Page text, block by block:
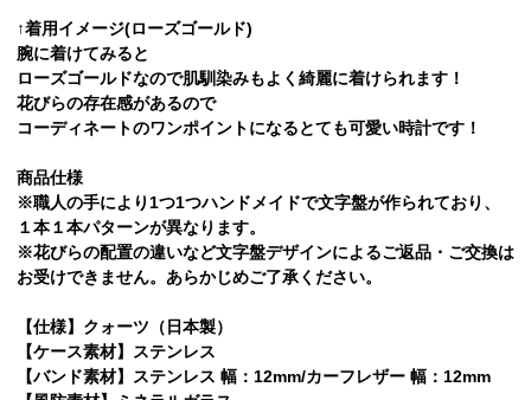
↑着用イメージ(ローズゴールド)
腕に着けてみると
ローズゴールドなので肌馴染みもよく綺麗に着けられます！
花びらの存在感があるので
コーディネートのワンポイントになるとても可愛い時計です！
商品仕様
※職人の手により1つ1つハンドメイドで文字盤が作られており、
１本１本パターンが異なります。
※花びらの配置の違いなど文字盤デザインによるご返品・ご交換は
お受けできません。あらかじめご了承ください。
【仕様】クォーツ（日本製）
【ケース素材】ステンレス
【バンド素材】ステンレス 幅：12mm/カーフレザー 幅：12mm